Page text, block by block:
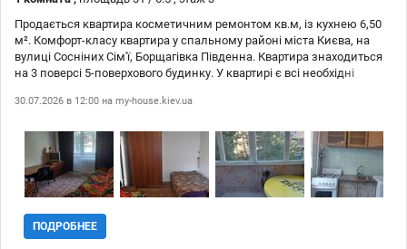
Продається квартира косметичним ремонтом кв.м, із кухнею 6,50
м². Комфорт-класу квартира у спальному районі міста Києва, на
вулиці Сосніних Сім'ї, Борщагівка Південна. Квартира знаходиться
на 3 поверсі 5-поверхового будинку. У квартирі є всі необхідні
пральна машина, Wi-Fi. Меблі в квартирі також є. Для вашої
це затишне житло! Чекаємо на ваш дзвінок!
30.07.2026 в 12:00 на my-house.kiev.ua
ПОДРОБНЕЕ